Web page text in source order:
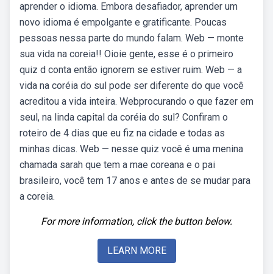
aprender o idioma. Embora desafiador, aprender um
novo idioma é empolgante e gratificante. Poucas
pessoas nessa parte do mundo falam. Web — monte
sua vida na coreia!! Oioie gente, esse é o primeiro
quiz d conta então ignorem se estiver ruim. Web — a
vida na coréia do sul pode ser diferente do que você
acreditou a vida inteira. Webprocurando o que fazer em
seul, na linda capital da coréia do sul? Confiram o
roteiro de 4 dias que eu fiz na cidade e todas as
minhas dicas. Web — nesse quiz você é uma menina
chamada sarah que tem a mae coreana e o pai
brasileiro, você tem 17 anos e antes de se mudar para
a coreia.
For more information, click the button below.
LEARN MORE